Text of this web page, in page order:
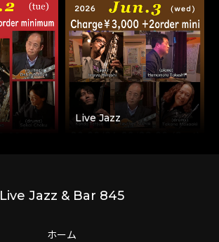
Live Jazz
Live Jazz & Bar 845
ホーム